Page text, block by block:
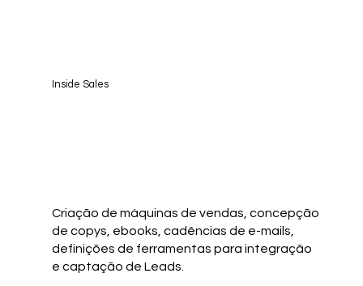
Inside Sales
Criação de máquinas de vendas, concepção
de copys, ebooks, cadências de e-mails,
definições de ferramentas para integração
e captação de Leads.